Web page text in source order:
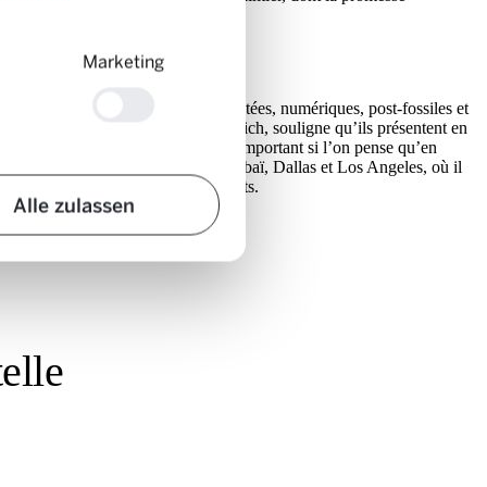
Marketing
Alle zulassen
clés: elles seront interconnectées, numériques, post-fossiles et
Haute école d’ingénierie de Zurich, souligne qu’ils présentent en
Cet espace est d’autant plus important si l’on pense qu’en
des villes comme Singapour, Dubaï, Dallas et Los Angeles, où il
de plus de 5 millions d’habitants.